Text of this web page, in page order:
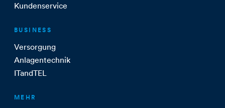
Kundenservice
BUSINESS
Versorgung
Anlagentechnik
ITandTEL
MEHR